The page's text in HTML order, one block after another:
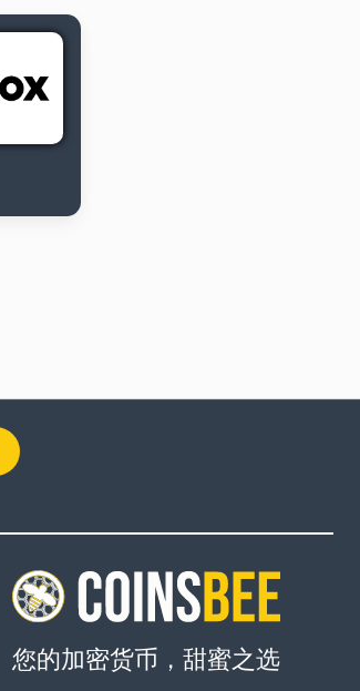
您的加密货币，甜蜜之选